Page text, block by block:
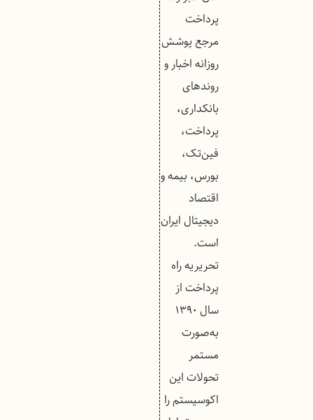
پرداخت
مرجع پوشش
روزانه اخبار و
روندهای
بانکداری،
پرداخت،
فین‌تک،
بورس، بیمه و
اقتصاد
دیجیتال ایران
است.
تحریریه راه
پرداخت از
سال ۱۳۹۰
به‌صورت
مستمر
تحولات این
اکوسیستم را